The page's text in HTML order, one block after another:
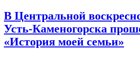
В Центральной
Усть-Каменогорска
«История моей семьи»